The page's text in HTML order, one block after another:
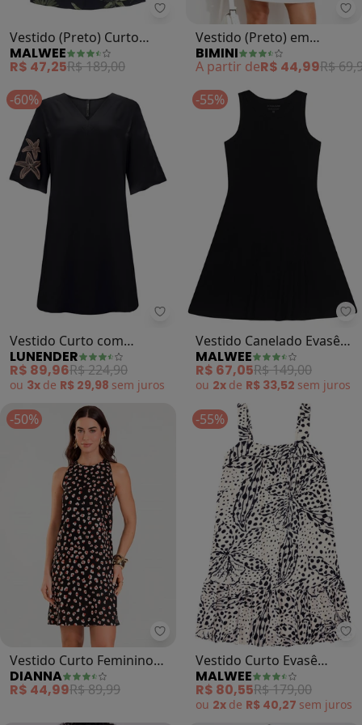
Malwee - Vestido (Preto) Curto
Vestido (Preto) Curto
Evasê Tropical
MALWEE
R$ 47,25R$ 189,00
Vestido (Preto) em
Canelado
BIMINI
A partir deR$ 44,99R$
-60%
Lunender - Vestido Curto com
Vestido Curto com
Mangas Amplas e (Preto)
LUNENDER
R$ 89,96R$ 224,90
ou 3x de R$ 29,98 sem juros
-55%
Vestido Canelado Evasê
(Preto)
MALWEE
R$ 67,05R$ 149,00
ou 2x de R$ 33,52 sem juros
-50%
Dianna - Vestido Curto
Vestido Curto Feminino
Estampado (Preto)
DIANNA
R$ 44,99R$ 89,99
-55%
Vestido Curto Evasê
Tropical com Babado
(Preto)
MALWEE
R$ 80,55R$ 179,00
ou 2x de R$ 40,27 sem juros